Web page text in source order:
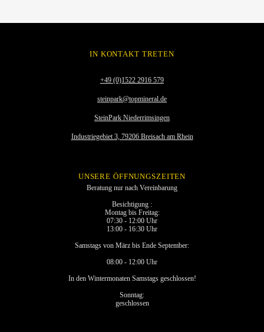
IN KONTAKT TRETEN
+49 (0)1522 2916 579
steinpark@topmineral.de
SteinPark Niederrimsingen
Industriegebiet 3, 79206 Breisach am Rhein
UNSERE ÖFFNUNGSZEITEN
Beratung nur nach Vereinbarung
Besichtigung :
Montag bis Freitag:
07:30 - 12:00 Uhr
13:00 - 16:30 Uhr
Samstags von März bis Ende September:
08:00 - 12:00 Uhr
In den Wintermonaten Samstags geschlossen!
Sonntag:
geschlossen